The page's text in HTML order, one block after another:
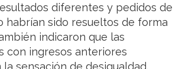
diferentes y pedidos de
habrían sido resueltos de forma
indicaron que las
con ingresos anteriores
sensación de desigualdad.